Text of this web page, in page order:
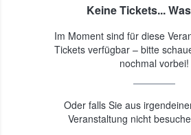
Keine Tickets...
Im Moment sind für diese
Tickets verfügbar – bitte
nochmal vorbei!
Oder falls Sie aus
Veranstaltung nicht